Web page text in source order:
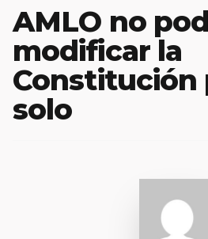
AMLO no
modificar la
Constitución
solo